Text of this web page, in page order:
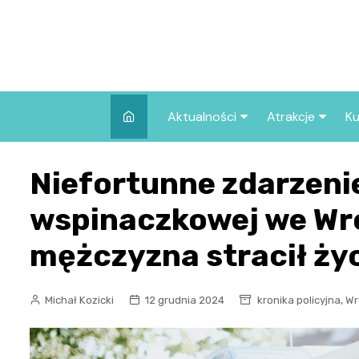
Aktualności
Wszystkie wpisy
Atrakcje
we Wrocławiu
Co warto
Wrocławiu?
Niefortunne
wspinaczkowej we
mężczyzna stracił
Michał Kozicki 12 grudnia 2024 kronika policyjna,